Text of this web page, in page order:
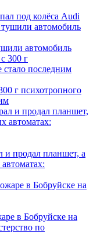
под колёса Audi
автомобиль
г психотропного
и продал планшет, а
в Бобруйске на
по